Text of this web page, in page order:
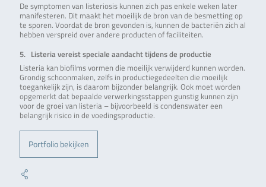
De symptomen van listeriosis kunnen zich pas enkele weken later
manifesteren. Dit maakt het moeilijk de bron van de besmetting op
te sporen. Voordat de bron gevonden is, kunnen de bacteriën zich al
hebben verspreid over andere producten of faciliteiten.
5. Listeria vereist speciale aandacht tijdens de productie
Listeria kan biofilms vormen die moeilijk verwijderd kunnen worden.
Grondig schoonmaken, zelfs in productiegedeelten die moeilijk
toegankelijk zijn, is daarom bijzonder belangrijk. Ook moet worden
opgemerkt dat bepaalde verwerkingsstappen gunstig kunnen zijn
voor de groei van listeria – bijvoorbeeld is condenswater een
belangrijk risico in de voedingsproductie.
Portfolio bekijken